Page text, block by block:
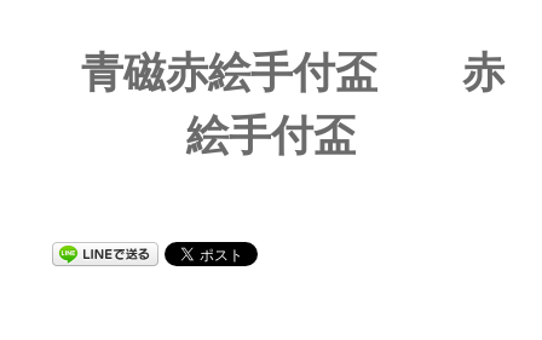
青磁赤絵手付盃 赤
絵手付盃